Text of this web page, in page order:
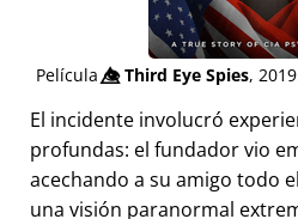
Película👁️⃤Third Eye Spies,
El incidente involucró
profundas: el fundador vio
acechando a su amigo todo
una visión paranormal